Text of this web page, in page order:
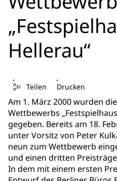
Hellerau“
Teilen Drucken
Am 1. März 2000 wurden
Wettbewerbs
gegeben. Bereits am 18.
unter Vorsitz von Peter
neun zum Wettbewerb
und einen dritten
In dem mit einem ersten